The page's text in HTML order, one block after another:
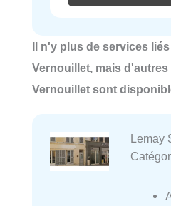
Il n'y plus de services
Vernouillet, mais
Vernouillet sont
Lemay